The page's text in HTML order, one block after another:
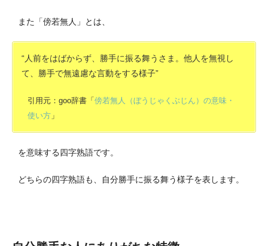
また「傍若無人」とは、
“人前をはばからず、勝手に振る舞うさま。他人を無視し
て、勝手で無遠慮な言動をする様子”
引用元：goo辞書「 傍若無人（ぼうじゃくぶじん）の意味・
使い方 」
を意味する四字熟語です。
どちらの四字熟語も、自分勝手に振る舞う様子を表します。